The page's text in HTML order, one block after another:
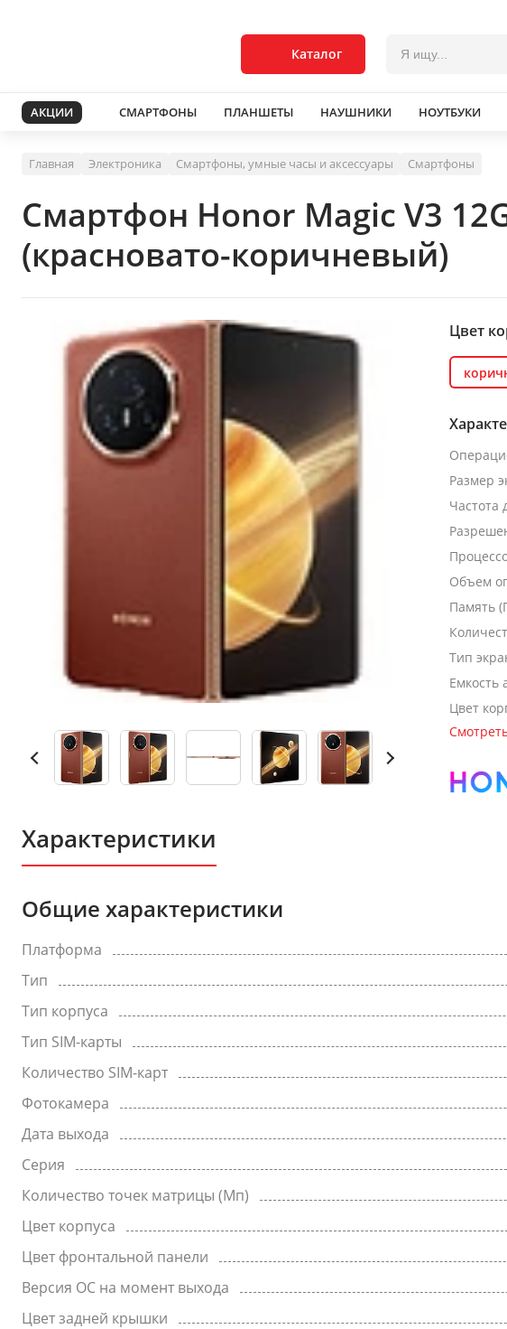
Каталог
АКЦИИ СМАРТФОНЫ ПЛАНШЕТЫ НАУШНИКИ НОУТБУКИ
Главная Электроника Смартфоны, умные часы и аксессуары Смартфоны
Смартфон Honor Magic V3
(красновато-коричневый)
Цвет
Размер
Частота
Объем
Память
Тип
Емкость
Цвет
Характеристики
Общие характеристики
Платформа
Тип
Тип корпуса
Тип SIM-карты
Количество SIM-карт
Фотокамера
Дата выхода
Серия
Количество точек матрицы (Мп)
Цвет корпуса
Цвет фронтальной панели
Версия ОС на момент выхода
Цвет задней крышки